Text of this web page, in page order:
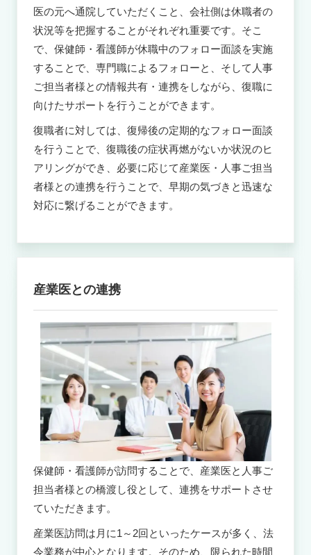
医の元へ通院していただくこと、会社側は休職者の
状況等を把握することがそれぞれ重要です。そこ
で、保健師・看護師が休職中のフォロー面談を実施
することで、専門職によるフォローと、そして人事
ご担当者様との情報共有・連携をしながら、復職に
向けたサポートを行うことができます。
復職者に対しては、復帰後の定期的なフォロー面談
を行うことで、復職後の症状再燃がないか状況のヒ
アリングができ、必要に応じて産業医・人事ご担当
者様との連携を行うことで、早期の気づきと迅速な
対応に繋げることができます。
産業医との連携
保健師・看護師が訪問することで、産業医と人事ご
担当者様との橋渡し役として、連携をサポートさせ
ていただきます。
産業医訪問は月に1 ～ 2回といったケースが多く、法
令業務が中心となります。そのため、限られた時間